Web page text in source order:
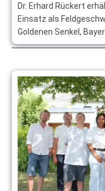
Dr. Erhard Rückert
Einsatz als
Goldenen Senkel,